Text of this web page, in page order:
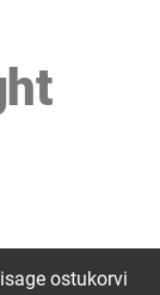
ostukorvi